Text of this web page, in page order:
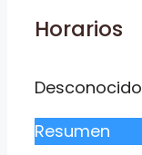
Horarios
Desconocido
Resumen